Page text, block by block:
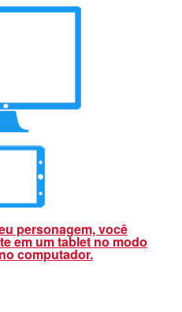
personagem, você
em um tablet no modo
computador.